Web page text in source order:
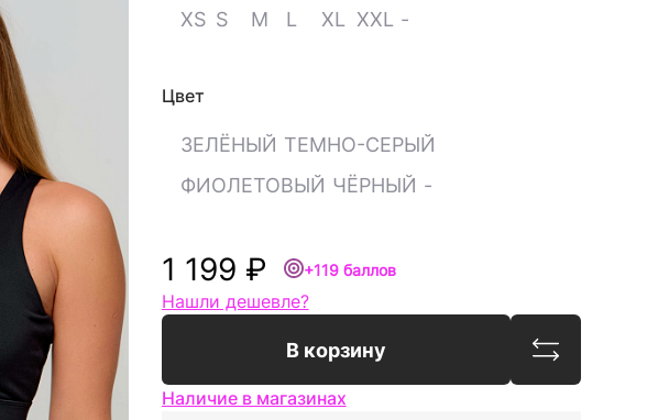
XS S M L XL XXL -
Цвет
ЗЕЛЁНЫЙ ТЕМНО-СЕРЫЙ
ФИОЛЕТОВЫЙ ЧЁРНЫЙ -
1 199 ₽ +119 баллов
Нашли дешевле?
В корзину Сравнить
Наличие в магазинах